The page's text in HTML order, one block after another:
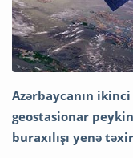
Azərbaycanın
geostasionar
buraxılışı yenə